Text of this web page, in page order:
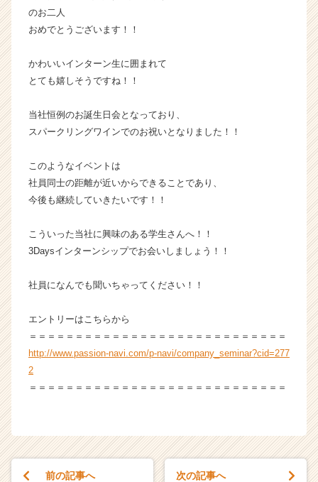
ら
カ
ウ
届
く
活
サ
ア
キ
リ
（C
e
C
のお二人
おめでとうございます！！
かわいいインターン生に囲まれて
とても嬉しそうですね！！
当社恒例のお誕生日会となっており、
スパークリングワインでのお祝いとなりました！！
このようなイベントは
社員同士の距離が近いからできることであり、
今後も継続していきたいです！！
こういった当社に興味のある学生さんへ！！
3Daysインターンシップでお会いしましょう！！
社員になんでも聞いちゃってください！！
エントリーはこちらから
＝＝＝＝＝＝＝＝＝＝＝＝＝＝＝＝＝＝＝＝＝＝＝＝＝＝＝＝
http://www.passion-navi.com/p-navi/company_seminar?cid=277
2
＝＝＝＝＝＝＝＝＝＝＝＝＝＝＝＝＝＝＝＝＝＝＝＝＝＝＝＝
前の記事へ 次の記事へ